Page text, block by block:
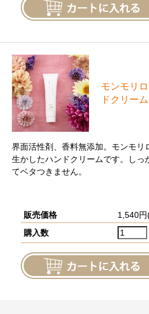
モンモリ
ドクリーム
界面活性剤、香料無添加。モンモリ
生かしたハンドクリームです。しっ
てベタつきません。
販売価格
1,540円
購入数